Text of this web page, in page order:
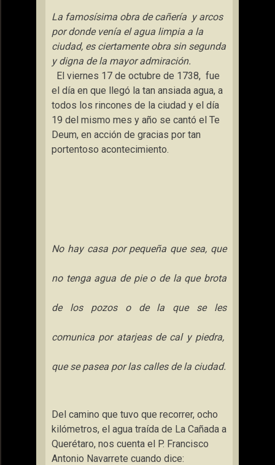
La famosísima obra de cañería y arcos
por donde venía el agua limpia a la
ciudad, es ciertamente obra sin segunda
y digna de la mayor admiración.
El viernes 17 de octubre de 1738, fue
el día en que llegó la tan ansiada agua, a
todos los rincones de la ciudad y el día
19 del mismo mes y año se cantó el Te
Deum, en acción de gracias por tan
portentoso acontecimiento.
No hay casa por pequeña que sea, que
no tenga agua de pie o de la que brota
de los pozos o de la que se les
comunica por atarjeas de cal y piedra,
que se pasea por las calles de la ciudad.
Del camino que tuvo que recorrer, ocho
kilómetros, el agua traída de La Cañada a
Querétaro, nos cuenta el P. Francisco
Antonio Navarrete cuando dice: